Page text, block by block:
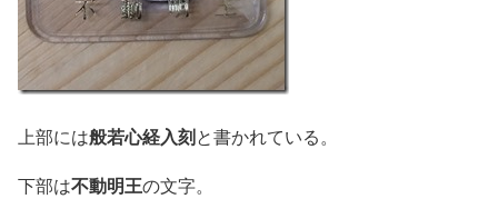
上部には般若心経入刻と書かれている。
下部は不動明王の文字。